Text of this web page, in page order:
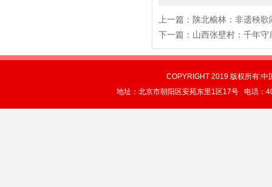
上一篇： 陕北榆林：非遗秧歌
下一篇： 山西张壁村：千年
COPYRIGHT 2019 版权所有:
地址：北京市朝阳区安苑东里1区17号 电话